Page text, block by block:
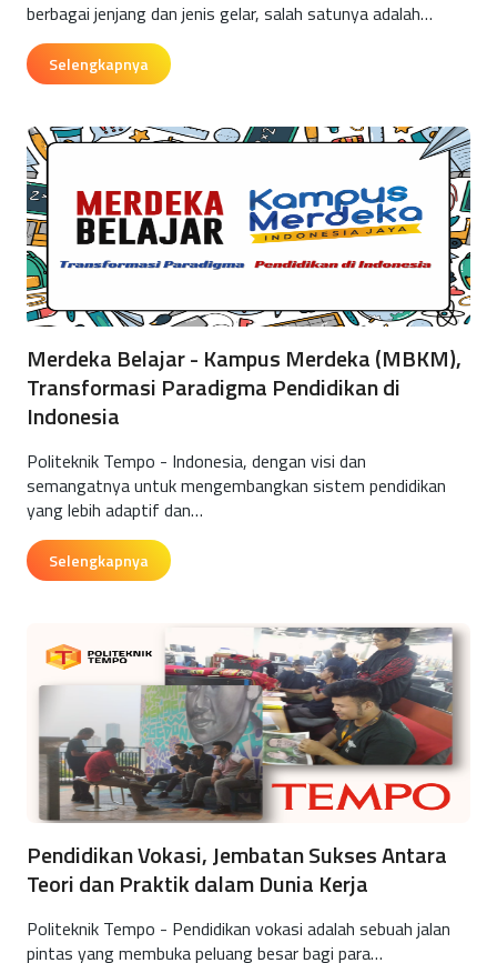
berbagai jenjang dan jenis gelar, salah satunya adalah…
Selengkapnya
Merdeka Belajar - Kampus Merdeka (MBKM),
Transformasi Paradigma Pendidikan di
Indonesia
Politeknik Tempo - Indonesia, dengan visi dan
semangatnya untuk mengembangkan sistem pendidikan
yang lebih adaptif dan…
Selengkapnya
Pendidikan Vokasi, Jembatan Sukses Antara
Teori dan Praktik dalam Dunia Kerja
Politeknik Tempo - Pendidikan vokasi adalah sebuah jalan
pintas yang membuka peluang besar bagi para…